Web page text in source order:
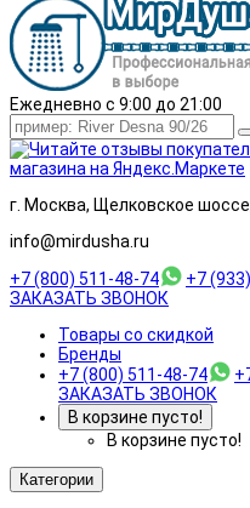
Ежедневно с 9:00 до 21:00
г. Москва, Щелковское
info@mirdusha.ru
+7 (800) 511-48-74
+7
ЗАКАЗАТЬ ЗВОНОК
Товары со скидкой
Бренды
+7 (800) 511-48-74
ЗАКАЗАТЬ ЗВОНОК
В корзине пусто!
В корзине пусто!
Категории